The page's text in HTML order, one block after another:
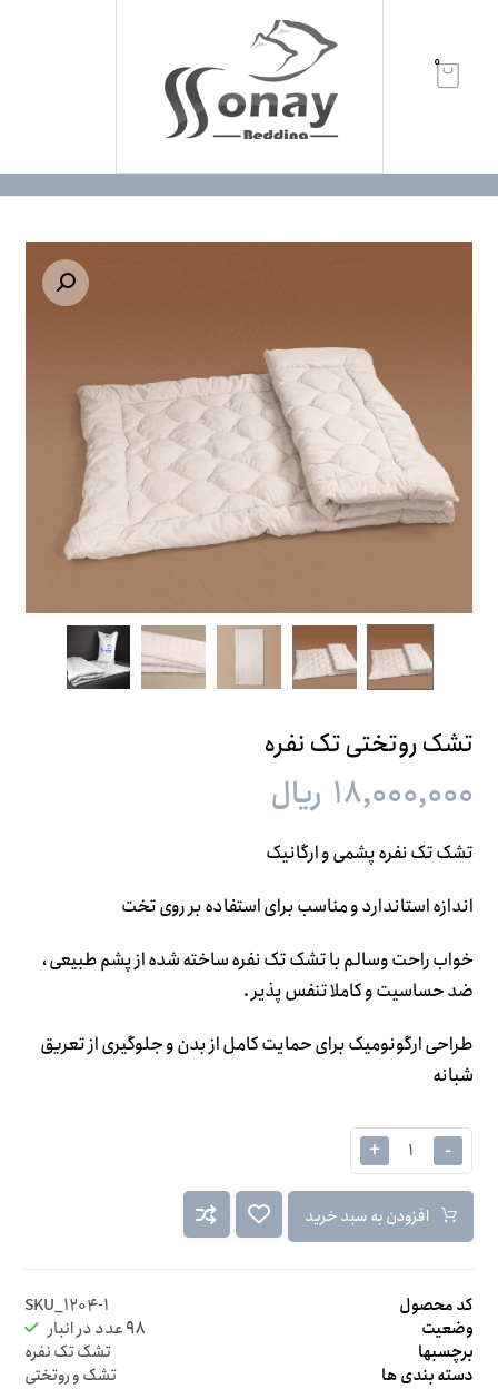
0
تشک روتختی تک نفره
۱۸,۰۰۰,۰۰۰ ریال
تشک تک نفره پشمی و ارگانیک
اندازه استاندارد و مناسب برای استفاده بر روی تخت
خواب راحت وسالم با تشک تک نفره ساخته شده از پشم طبیعی ،
ضد حساسیت و کاملا تنفس پذیر .
طراحی ارگونومیک برای حمایت کامل از بدن و جلوگیری از تعریق
شبانه
-
+
افزودن به سبد خرید
کد محصول
SKU_۱۲۰۴-۱
وضعیت
۹۸عدد در انبار
برچسبها
تشک تک نفره
دسته بندی ها
تشک و روتختی